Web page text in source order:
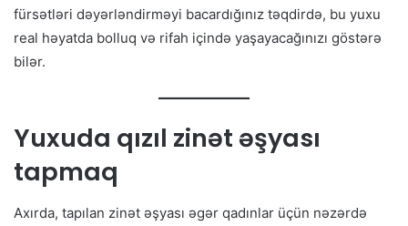
fürsətləri dəyərləndirməyi bacardığınız təqdirdə, bu yuxu
real həyatda bolluq və rifah içində yaşayacağınızı göstərə
bilər.
Yuxuda qızıl zinət əşyası
tapmaq
Axırda, tapılan zinət əşyası əgər qadınlar üçün nəzərdə